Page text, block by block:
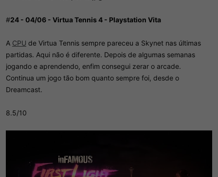
#24 - 04/06 - Virtua Tennis 4 - Playstation Vita
A CPU de Virtua Tennis sempre pareceu a Skynet nas últimas
partidas. Aqui não é diferente. Depois de algumas semanas
jogando e aprendendo, enfim consegui zerar o arcade.
Continua um jogo tão bom quanto sempre foi, desde o
Dreamcast.
8.5/10